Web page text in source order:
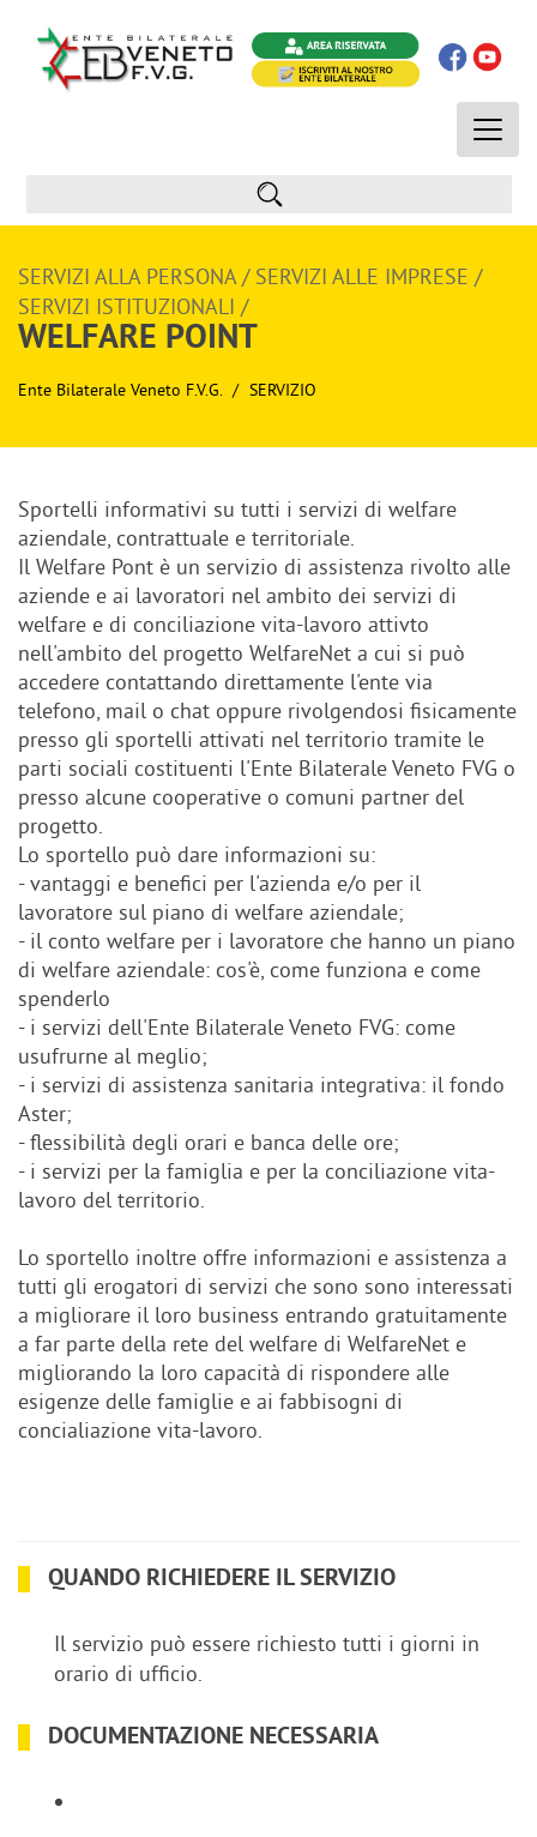
Toggle
SERVIZI ALLA PERSONA / SERVIZI ALLE IMPRESE /
SERVIZI ISTITUZIONALI /
WELFARE POINT
Ente Bilaterale Veneto F.V.G. SERVIZIO
Sportelli informativi su tutti i servizi di welfare
aziendale, contrattuale e territoriale.
Il Welfare Pont è un servizio di assistenza rivolto alle
aziende e ai lavoratori nel ambito dei servizi di
welfare e di conciliazione vita-lavoro attivto
nell'ambito del progetto WelfareNet a cui si può
accedere contattando direttamente l'ente via
telefono, mail o chat oppure rivolgendosi fisicamente
presso gli sportelli attivati nel territorio tramite le
parti sociali costituenti l'Ente Bilaterale Veneto FVG o
presso alcune cooperative o comuni partner del
progetto.
Lo sportello può dare informazioni su:
- vantaggi e benefici per l'azienda e/o per il
lavoratore sul piano di welfare aziendale;
- il conto welfare per i lavoratore che hanno un piano
di welfare aziendale: cos'è, come funziona e come
spenderlo
- i servizi dell'Ente Bilaterale Veneto FVG: come
usufrurne al meglio;
- i servizi di assistenza sanitaria integrativa: il fondo
Aster;
- flessibilità degli orari e banca delle ore;
- i servizi per la famiglia e per la conciliazione vita-
lavoro del territorio.
Lo sportello inoltre offre informazioni e assistenza a
tutti gli erogatori di servizi che sono sono interessati
a migliorare il loro business entrando gratuitamente
a far parte della rete del welfare di WelfareNet e
migliorando la loro capacità di rispondere alle
esigenze delle famiglie e ai fabbisogni di
concialiazione vita-lavoro.
QUANDO RICHIEDERE IL SERVIZIO
Il servizio può essere richiesto tutti i giorni in
orario di ufficio.
DOCUMENTAZIONE NECESSARIA